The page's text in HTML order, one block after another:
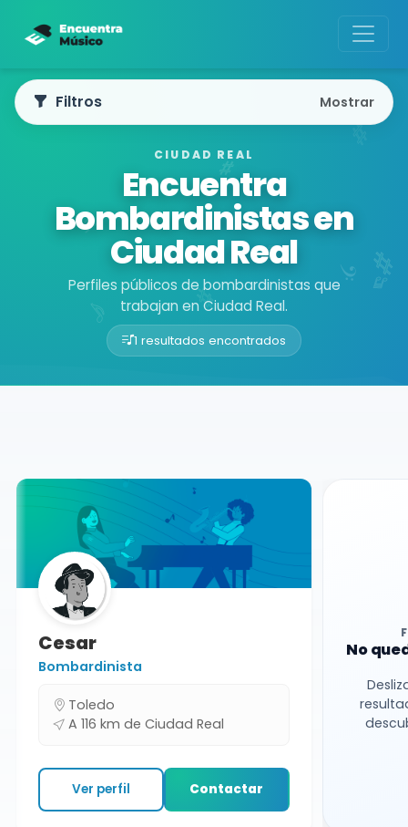
CIUDAD REAL
Encuentra
Bombardinistas en
Ciudad Real
Perfiles públicos de bombardinistas que
trabajan en Ciudad Real.
1 resultados encontrados
Buscador de músicos
Filtros Mostrar
Cesar
Bombardinista
Toledo
A 116 km de Ciudad Real
Ver perfil Contactar
No